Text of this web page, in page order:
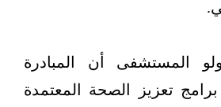
المستشفى أن المبادرة
تعزيز الصحة المعتمدة